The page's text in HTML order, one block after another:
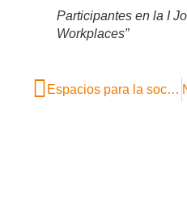
Participantes en la I
Workplaces”
Espacios para la socialización en la oficina